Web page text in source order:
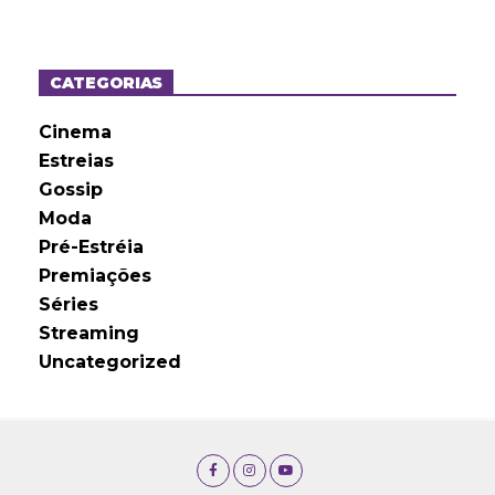
o
sCATEGORIAS
Cinema
Estreias
Gossip
Moda
Pré-Estréia
Premiações
Séries
Streaming
Uncategorized